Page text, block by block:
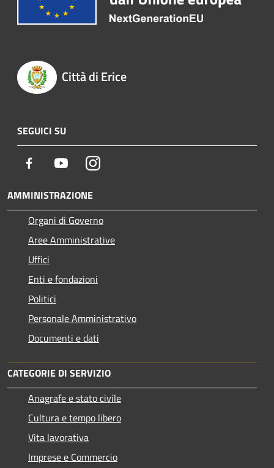
Città di Erice
SEGUICI SU
Facebook YoutubeInstagram
AMMINISTRAZIONE
Organi di Governo
Aree Amministrative
Uffici
Enti e fondazioni
Politici
Personale Amministrativo
Documenti e dati
CATEGORIE DI SERVIZIO
Anagrafe e stato civile
Cultura e tempo libero
Vita lavorativa
Imprese e Commercio